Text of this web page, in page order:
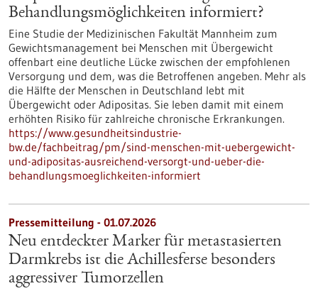
Behandlungsmöglichkeiten informiert?
Eine Studie der Medizinischen Fakultät Mannheim zum
Gewichtsmanagement bei Menschen mit Übergewicht
offenbart eine deutliche Lücke zwischen der empfohlenen
Versorgung und dem, was die Betroffenen angeben. Mehr als
die Hälfte der Menschen in Deutschland lebt mit
Übergewicht oder Adipositas. Sie leben damit mit einem
erhöhten Risiko für zahlreiche chronische Erkrankungen.
https://www.gesundheitsindustrie-
bw.de/fachbeitrag/pm/sind-menschen-mit-uebergewicht-
und-adipositas-ausreichend-versorgt-und-ueber-die-
behandlungsmoeglichkeiten-informiert
Pressemitteilung - 01.07.2026
Neu entdeckter Marker für metastasierten
Darmkrebs ist die Achillesferse besonders
aggressiver Tumorzellen